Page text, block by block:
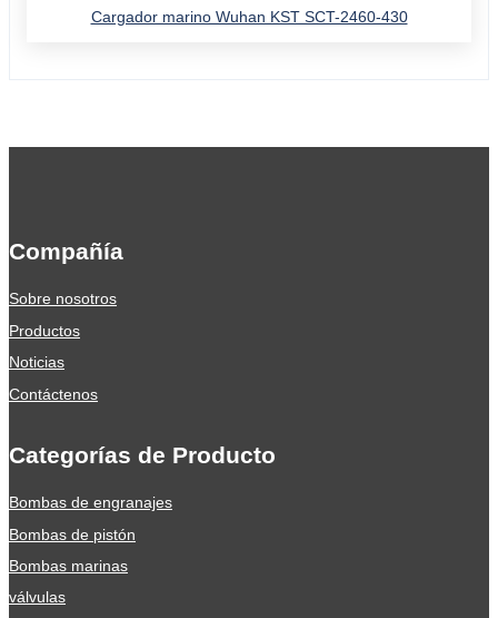
Cargador marino Wuhan KST SCT-2460-430
Compañía
Sobre nosotros
Productos
Noticias
Contáctenos
Categorías de Producto
Bombas de engranajes
Bombas de pistón
Bombas marinas
válvulas